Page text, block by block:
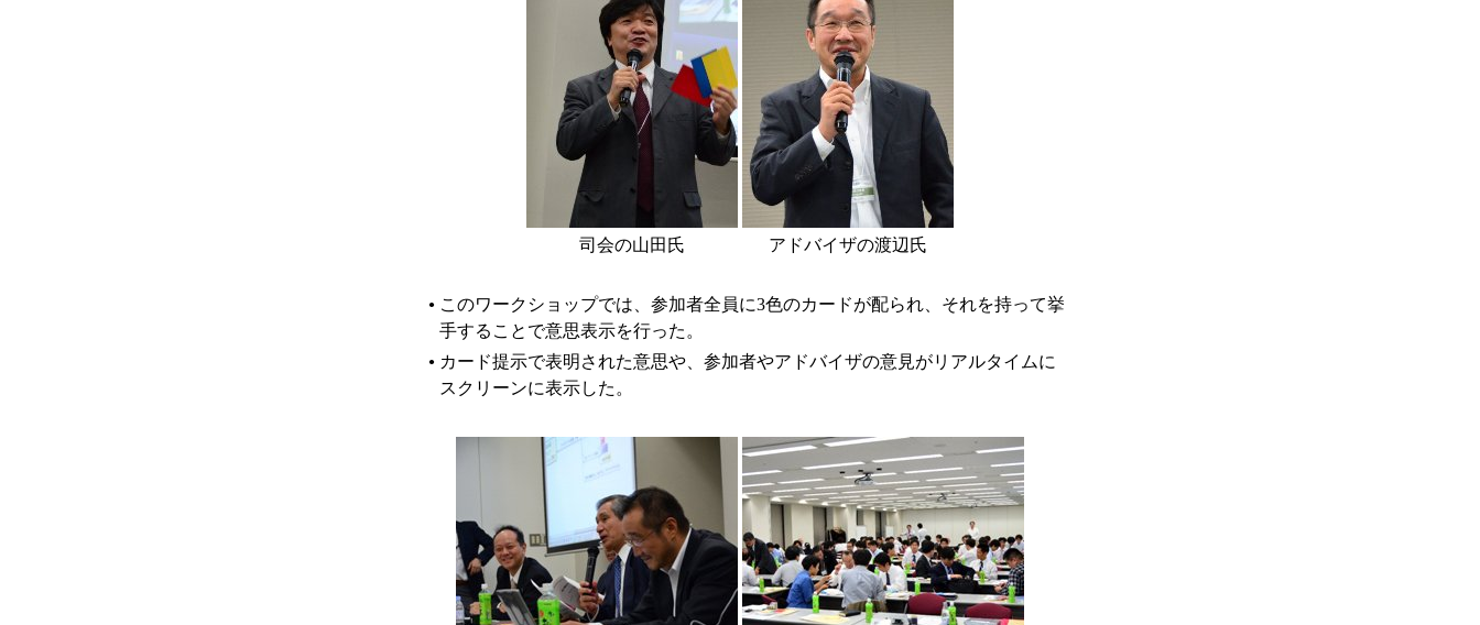
司会の山田氏 アドバイザの渡辺氏
●
このワークショップでは、参加者全員に3色のカードが配られ、それを持って挙
手することで意思表示を行った。
●
カード提示で表明された意思や、参加者やアドバイザの意見がリアルタイムに
スクリーンに表示した。